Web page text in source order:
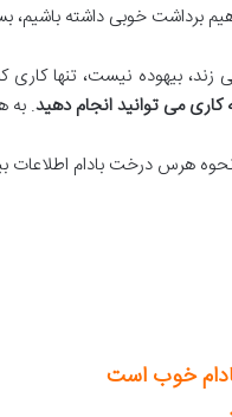
برداشت خوبی داشته
بیهوده نیست، تنها کاری
می توانید انجام دهید. به
نحوه هرس درخت بادام
خوب است